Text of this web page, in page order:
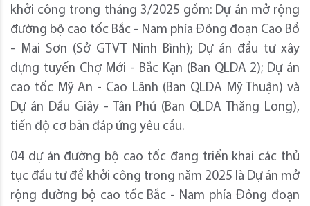
khởi công trong tháng 3/2025 gồm: Dự án mở rộng
đường bộ cao tốc Bắc - Nam phía Đông đoạn Cao Bồ
- Mai Sơn (Sở GTVT Ninh Bình); Dự án đầu tư xây
dựng tuyến Chợ Mới - Bắc Kạn (Ban QLDA 2); Dự án
cao tốc Mỹ An - Cao Lãnh (Ban QLDA Mỹ Thuận) và
Dự án Dầu Giây - Tân Phú (Ban QLDA Thăng Long),
tiến độ cơ bản đáp ứng yêu cầu.
04 dự án đường bộ cao tốc đang triển khai các thủ
tục đầu tư để khởi công trong năm 2025 là Dự án mở
rộng đường bộ cao tốc Bắc - Nam phía Đông đoạn